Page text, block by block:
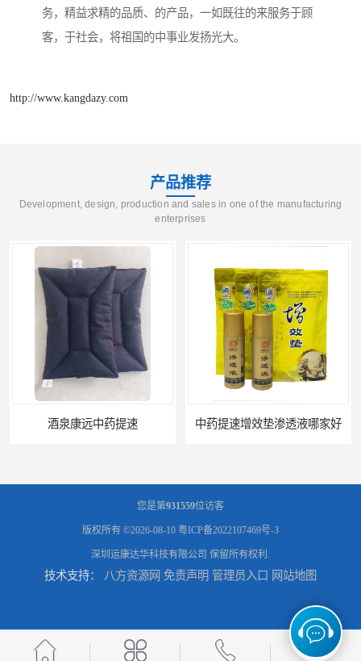
务，精益求精的品质、的产品，一如既往的来服务于顾
客，于社会，将祖国的中事业发扬光大。
http://www.kangdazy.com
产品推荐
Development, design, production and sales in one of the manufacturing
enterprises
酒泉康远中药提速 中药提速增效垫渗透液哪家好
兰州中药提速脉冲治疗仪 家用中药提速治疗仪报价
您是第931559位访客
版权所有 ©2026-08-10 粤ICP备2022107469号-3
深圳运康达华科技有限公司 保留所有权利.
技术支持： 八方资源网 免责声明 管理员入口 网站地图